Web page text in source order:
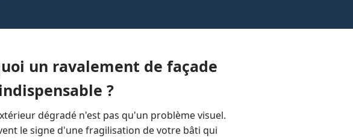
un ravalement de façade
?
dégradé n'est pas qu'un problème visuel.
le signe d'une fragilisation de votre bâti qui